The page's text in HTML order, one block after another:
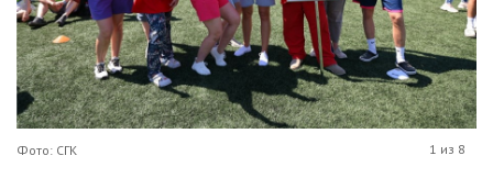
Фото: СГК 1 из 8